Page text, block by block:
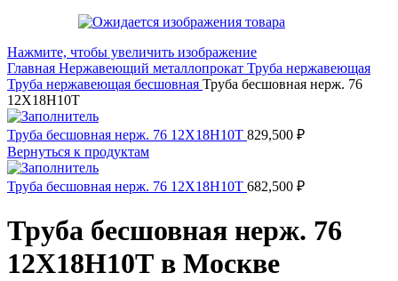
Нажмите, чтобы увеличить изображение
Главная Нержавеющий металлопрокат Труба нержавеющая
Труба нержавеющая бесшовная Труба бесшовная нерж. 76
12Х18Н10Т
Труба бесшовная нерж. 76 12Х18Н10Т 829,500 ₽
Вернуться к продуктам
Труба бесшовная нерж. 76 12Х18Н10Т 682,500 ₽
Труба бесшовная нерж. 76
12Х18Н10Т в Москве